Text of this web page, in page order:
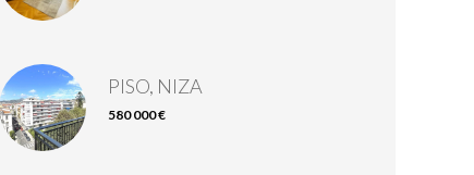
PISO, NIZA
580 000 €